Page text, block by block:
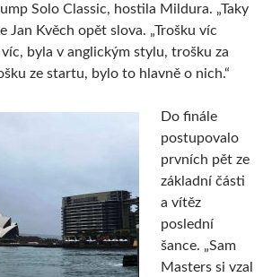
Solo Classic, hostila Mildura. „Taky
Jan Kvěch opět slova. „Trošku víc
byla v anglickým stylu, trošku za
ze startu, bylo to hlavně o nich.“
Do finále
postupovalo
prvních pět ze
základní části
a vítěz
poslední
šance. „Sam
Masters si vzal